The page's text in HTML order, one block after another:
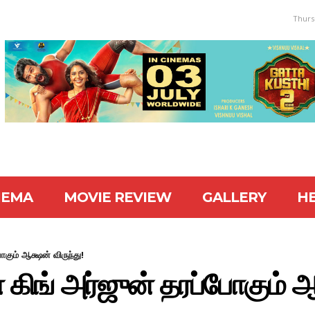
MOVIE REVIEW GALLERY
ஆக்ஷன் விருந்து!
அர்ஜுன் தரப்போகும்